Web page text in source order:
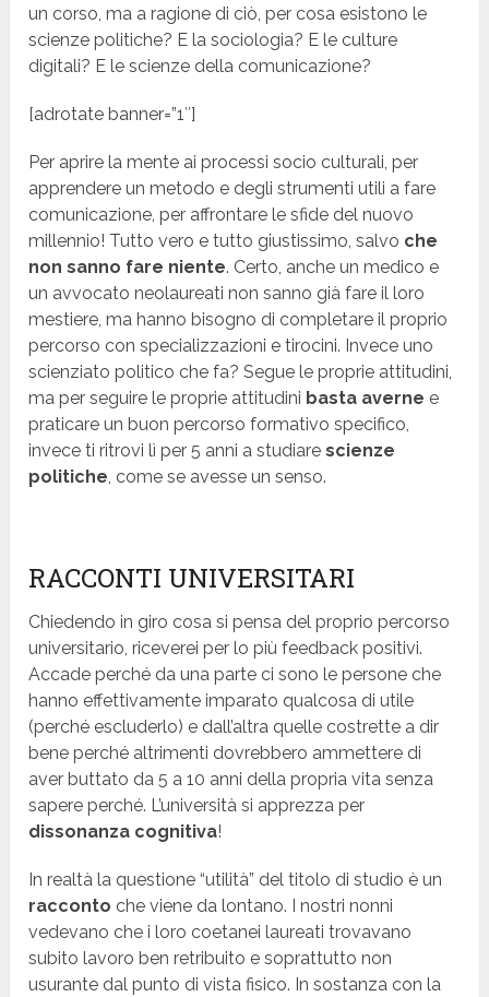
un corso, ma a ragione di ciò, per cosa esistono le
scienze politiche? E la sociologia? E le culture
digitali? E le scienze della comunicazione?
[adrotate banner=”1″]
Per aprire la mente ai processi socio culturali, per
apprendere un metodo e degli strumenti utili a fare
comunicazione, per affrontare le sfide del nuovo
millennio! Tutto vero e tutto giustissimo, salvo che
non sanno fare niente. Certo, anche un medico e
un avvocato neolaureati non sanno già fare il loro
mestiere, ma hanno bisogno di completare il proprio
percorso con specializzazioni e tirocini. Invece uno
scienziato politico che fa? Segue le proprie attitudini,
ma per seguire le proprie attitudini basta averne e
praticare un buon percorso formativo specifico,
invece ti ritrovi lì per 5 anni a studiarescienze
politiche, come se avesse un senso.
RACCONTI UNIVERSITARI
Chiedendo in giro cosa si pensa del proprio percorso
universitario, riceverei per lo più feedback positivi.
Accade perché da una parte ci sono le persone che
hanno effettivamente imparato qualcosa di utile
(perché escluderlo) e dall’altra quelle costrette a dir
bene perché altrimenti dovrebbero ammettere di
aver buttato da 5 a 10 anni della propria vita senza
sapere perché. L’università si apprezza per
dissonanza cognitiva!
In realtà la questione “utilità” del titolo di studio è un
racconto che viene da lontano. I nostri nonni
vedevano che i loro coetanei laureati trovavano
subito lavoro ben retribuito e soprattutto non
usurante dal punto di vista fisico. In sostanza con la